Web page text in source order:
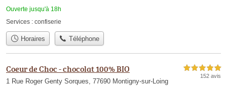
Ouverte jusqu'à 18h
Services : confiserie
Horaires Téléphone
Coeur de Choc - chocolat 100% BIO
1 Rue Roger Genty Sorques, 77690 Montigny-sur-Loing
5,0 étoiles sur 5
152 avis